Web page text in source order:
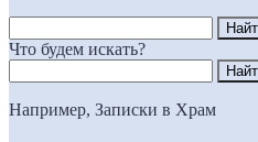
Что будем искать?
Например, Записки в Храм